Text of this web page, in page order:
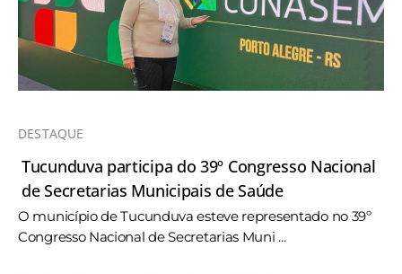
DESTAQUE
Tucunduva participa do 39º Congresso Nacional
de Secretarias Municipais de Saúde
O município de Tucunduva esteve representado no 39º
Congresso Nacional de Secretarias Muni ...